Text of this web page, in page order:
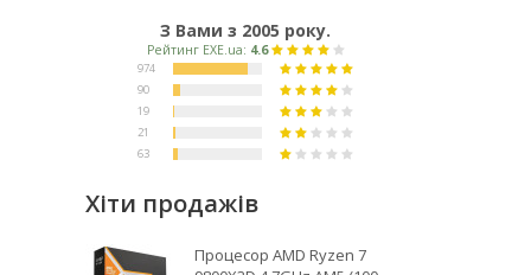
З Вами з 2005 року.
Хіти продажів
Процесор AMD Ryzen 7